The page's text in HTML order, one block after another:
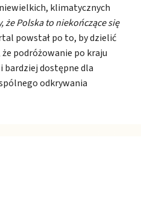
klimatycznych
że Polska to niekończące się
powstał po to, by dzielić
podróżowanie po kraju
bardziej dostępne dla
odkrywania